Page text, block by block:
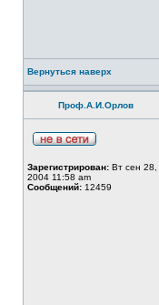
Вернуться наверх
Проф.А.И.Орлов
Зарегистрирован: Вт сен 28,
2004 11:58 am
Сообщений: 12459